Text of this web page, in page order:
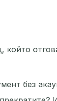
който
без